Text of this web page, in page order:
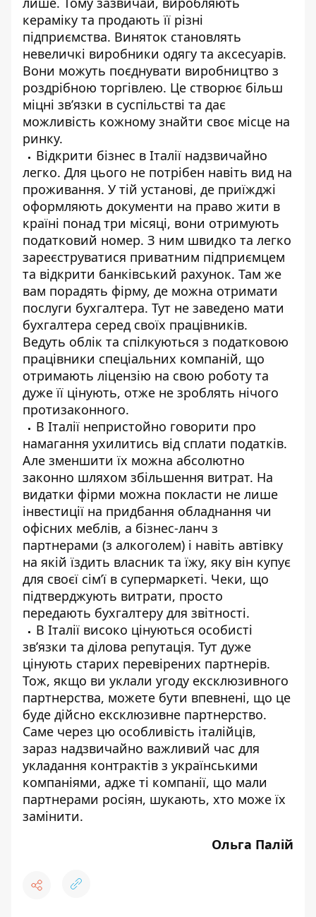
кераміку та продають її різні
підприємства. Виняток становлять
невеличкі виробники одягу та аксесуарів.
Вони можуть поєднувати виробництво з
роздрібною торгівлею. Це створює більш
міцні зв’язки в суспільстві та дає
можливість кожному знайти своє місце на
ринку.
Відкрити бізнес в Італії надзвичайно
легко. Для цього не потрібен навіть вид на
проживання. У тій установі, де приїжджі
оформляють документи на право жити в
країні понад три місяці, вони отримують
податковий номер. З ним швидко та легко
зареєструватися приватним підприємцем
та відкрити банківський рахунок. Там же
вам порадять фірму, де можна отримати
послуги бухгалтера. Тут не заведено мати
бухгалтера серед своїх працівників.
Ведуть облік та спілкуються з податковою
працівники спеціальних компаній, що
отримають ліцензію на свою роботу та
дуже її цінують, отже не зроблять нічого
протизаконного.
В Італії непристойно говорити про
намагання ухилитись від сплати податків.
Але зменшити їх можна абсолютно
законно шляхом збільшення витрат. На
видатки фірми можна покласти не лише
інвестиції на придбання обладнання чи
офісних меблів, а бізнес-ланч з
партнерами (з алкоголем) і навіть автівку
на якій їздить власник та їжу, яку він купує
для своєї сім’ї в супермаркеті. Чеки, що
підтверджують витрати, просто
передають бухгалтеру для звітності.
В Італії високо цінуються особисті
зв’язки та ділова репутація. Тут дуже
цінують старих перевірених партнерів.
Тож, якщо ви уклали угоду ексклюзивного
партнерства, можете бути впевнені, що це
буде дійсно ексклюзивне партнерство.
Саме через цю особливість італійців,
зараз надзвичайно важливий час для
укладання контрактів з українськими
компаніями, адже ті компанії, що мали
партнерами росіян, шукають, хто може їх
замінити.
Ольга Палій